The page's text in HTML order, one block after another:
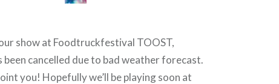
show at Foodtruckfestival TOOST,
been cancelled due to bad weather forecast.
you! Hopefully we’ll be playing soon at